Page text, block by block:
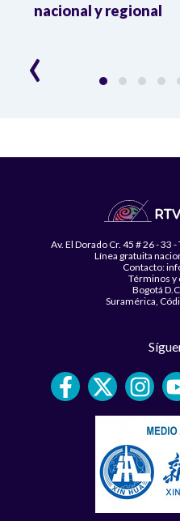
nacional y regional
‹
Av. El Dorado Cr. 45 # 26 -
Línea gratuita
Contacto:
Términos y
Bogotá
Suramérica,